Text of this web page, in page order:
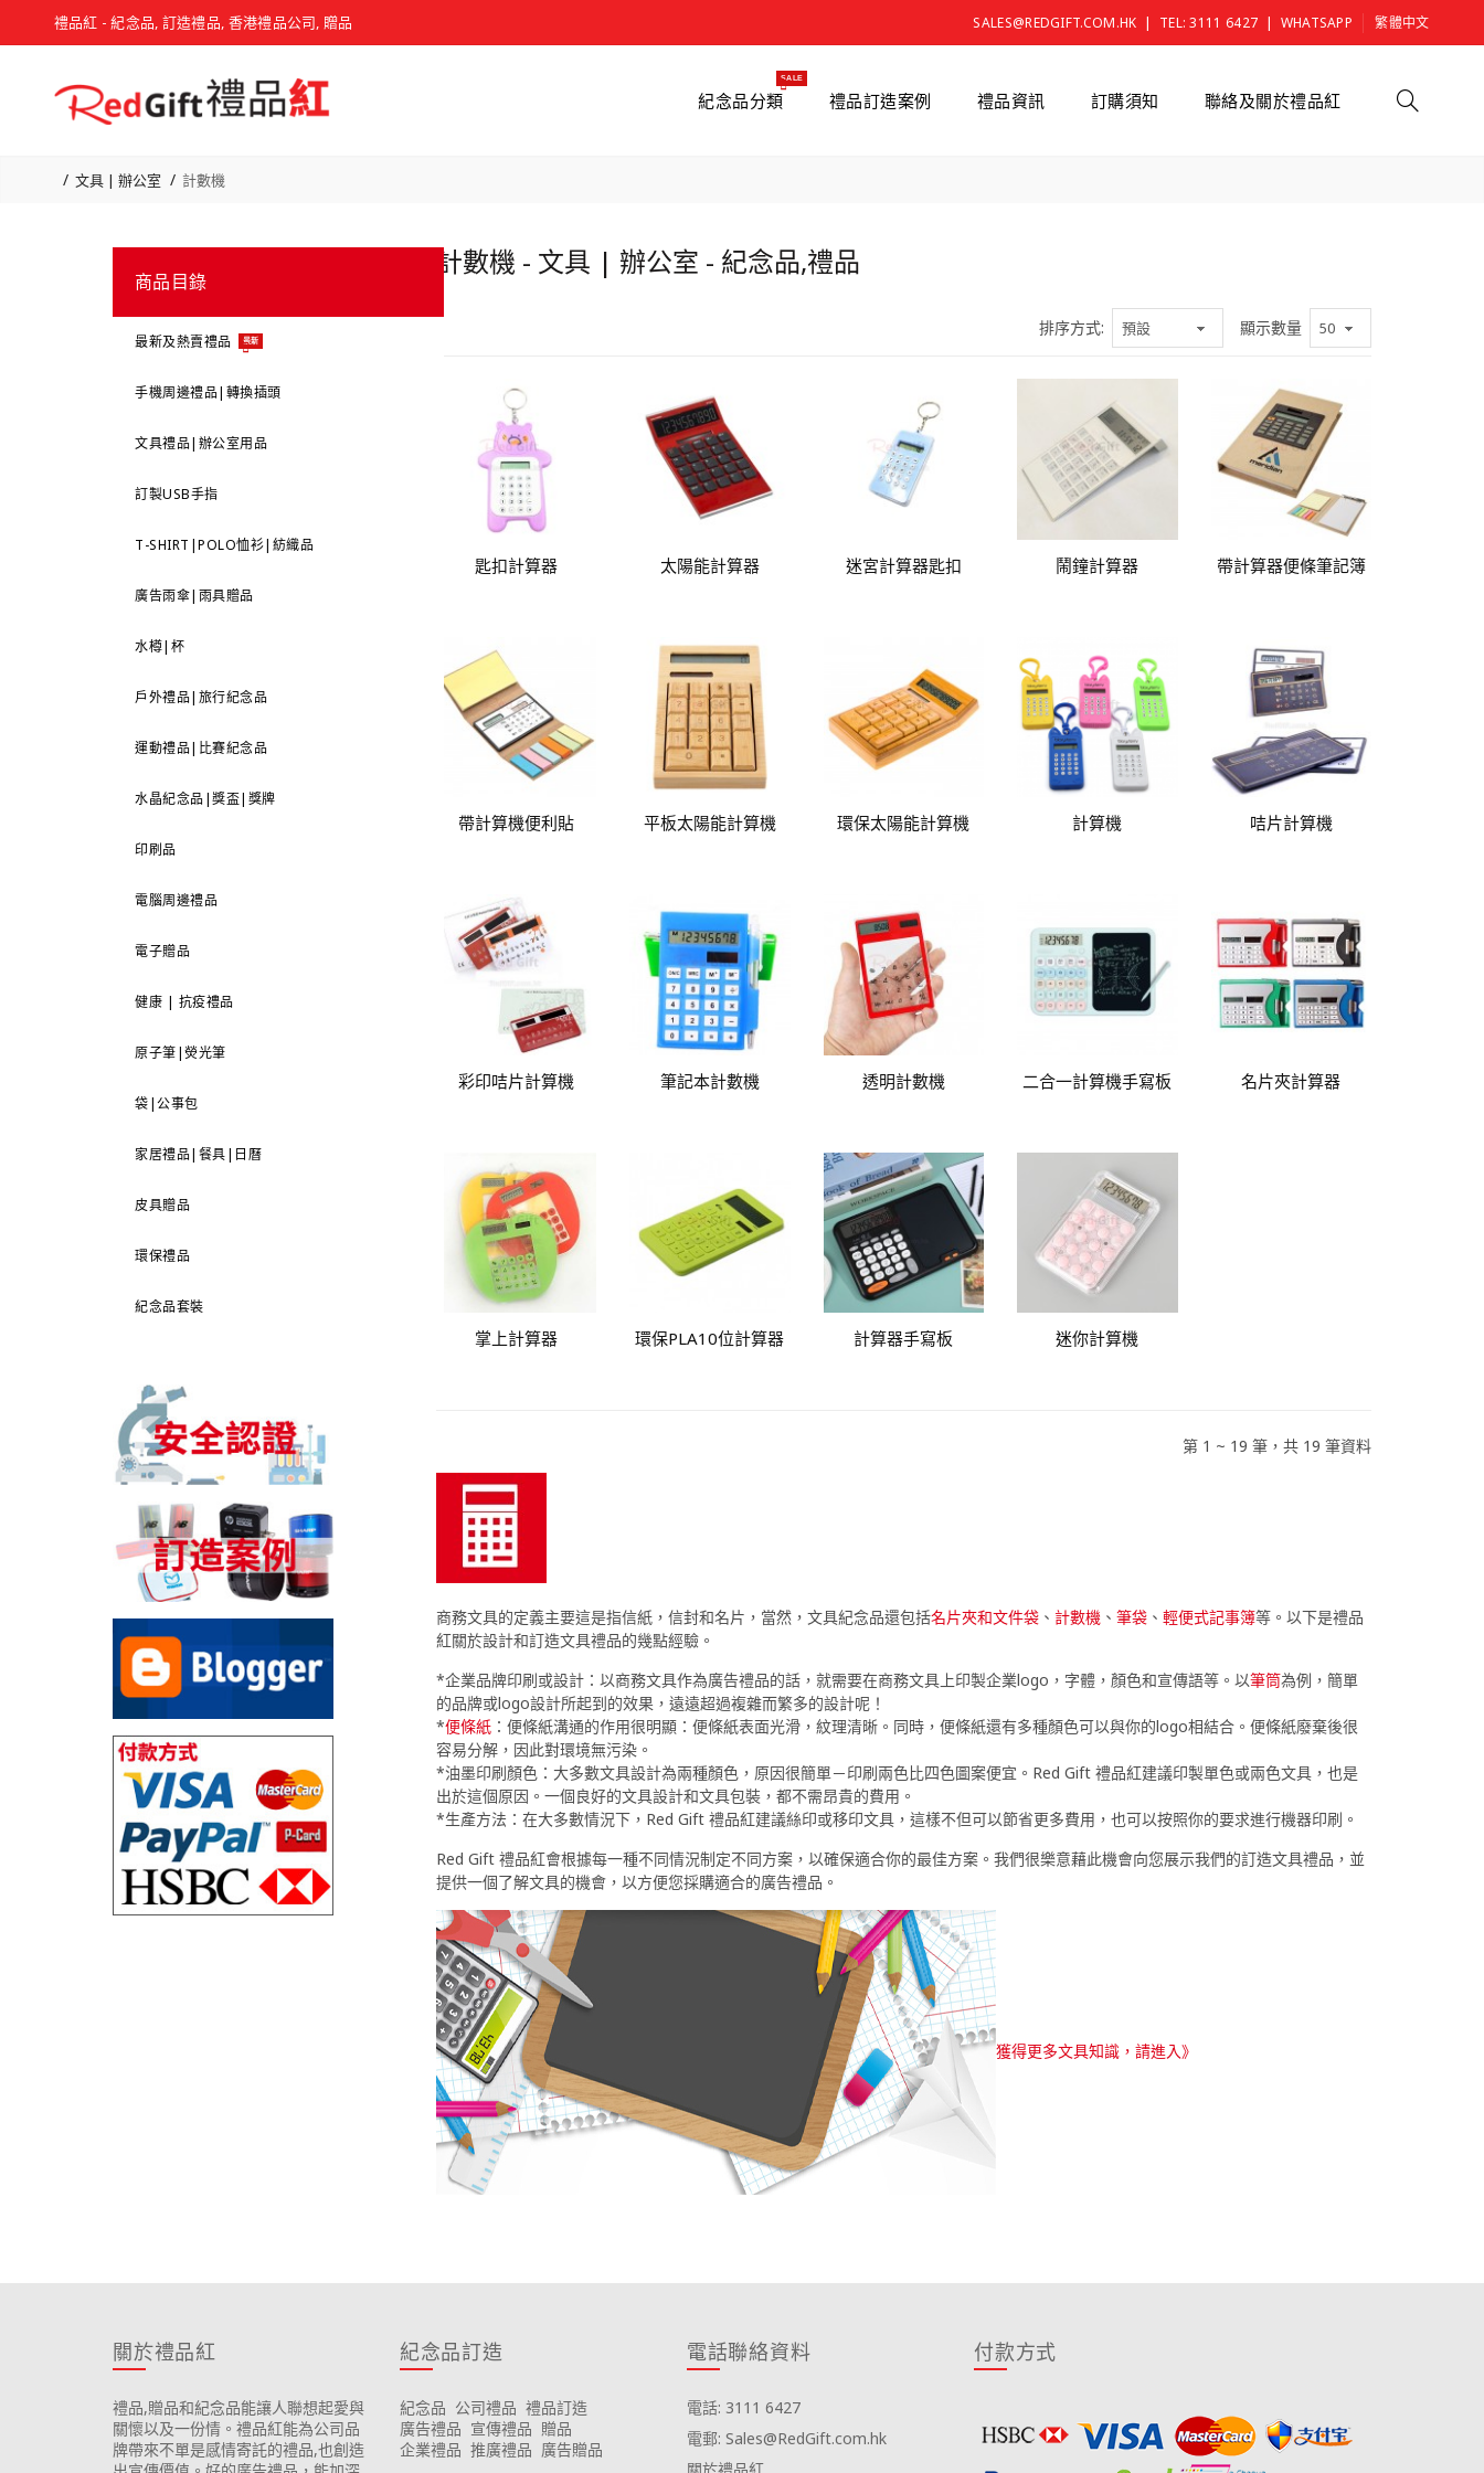
禮品紅 - 紀念品, 訂造禮品, 香港禮品公司, 贈品 SALES@REDGIFT.COM.HK | TEL: 3111 6427 | WHATSAPP 繁體中文
紀念品分類
SALE
禮品訂造案例 禮品資訊 訂購須知 聯絡及關於禮品紅
文具 | 辦公室 計數機
商品目錄
最新及熱賣禮品 最新
手機周邊禮品|轉換插頭
文具禮品|辦公室用品
訂製USB手指
T-SHIRT|POLO恤衫|紡織品
廣告雨傘|雨具贈品
水樽|杯
戶外禮品|旅行紀念品
運動禮品|比賽紀念品
水晶紀念品|獎盃|獎牌
印刷品
電腦周邊禮品
電子贈品
健康 | 抗疫禮品
原子筆|熒光筆
袋|公事包
家居禮品|餐具|日曆
皮具贈品
環保禮品
紀念品套裝
計數機 - 文具 | 辦公室 - 紀念品,禮品
排序方式: 顯示數量
匙扣計算器 太陽能計算器 迷宮計算器匙扣 鬧鐘計算器 帶計算器便條筆記簿
帶計算機便利貼 平板太陽能計算機 環保太陽能計算機 計算機 咭片計算機
彩印咭片計算機 筆記本計數機 透明計數機 二合一計算機手寫板 名片夾計算器
掌上計算器 環保PLA10位計算器 計算器手寫板 迷你計算機
第 1 ~ 19 筆，共 19 筆資料
商務文具的定義主要這是指信紙，信封和名片，當然，文具紀念品還包括名片夾和文件袋、 計數機、 筆袋、 輕便式記事簿等。以下是禮品
紅關於設計和訂造文具禮品的幾點經驗。
*企業品牌印刷或設計：以商務文具作為廣告禮品的話，就需要在商務文具上印製企業logo，字體，顏色和宣傳語等。以筆筒為例，簡單
的品牌或logo設計所起到的效果，遠遠超過複雜而繁多的設計呢！
*便條紙：便條紙溝通的作用很明顯：便條紙表面光滑，紋理清晰。同時，便條紙還有多種顏色可以與你的logo相結合。便條紙廢棄後很
容易分解，因此對環境無污染。
*油墨印刷顏色：大多數文具設計為兩種顏色，原因很簡單－印刷兩色比四色圖案便宜。Red Gift 禮品紅建議印製單色或兩色文具，也是
出於這個原因。一個良好的文具設計和文具包裝，都不需昂貴的費用。
*生產方法：在大多數情況下，Red Gift 禮品紅建議絲印或移印文具，這樣不但可以節省更多費用，也可以按照你的要求進行機器印刷。
Red Gift 禮品紅會根據每一種不同情況制定不同方案，以確保適合你的最佳方案。我們很樂意藉此機會向您展示我們的訂造文具禮品，並
提供一個了解文具的機會，以方便您採購適合的廣告禮品。
獲得更多文具知識，請進入》
關於禮品紅
禮品,贈品和紀念品能讓人聯想起愛與
關懷以及一份情。禮品紅能為公司品
牌帶來不單是感情寄託的禮品,也創造
紀念品訂造
紀念品 公司禮品 禮品訂造
廣告禮品 宣傳禮品 贈品
企業禮品 推廣禮品 廣告贈品
電話聯絡資料
電話: 3111 6427
電郵: Sales@RedGift.com.hk
付款方式